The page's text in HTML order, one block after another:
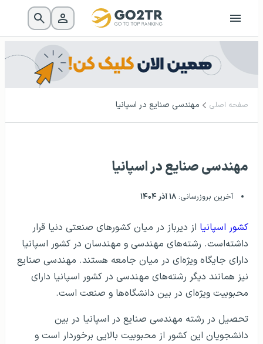
صفحه اصلی مهندسی صنایع در اسپانیا
مهندسی صنایع در اسپانیا
آخرین بروزرسانی: ۱۸ آذر ۱۴۰۴
کشور اسپانیا از دیرباز در میان کشورهای صنعتی دنیا قرار
داشته‌است. رشته‌های مهندسی و مهندسان در کشور اسپانیا
دارای جایگاه ویژه‌ای در میان جامعه هستند. مهندسی صنایع
نیز همانند دیگر رشته‌های مهندسی در کشور اسپانیا دارای
محبوبیت ویژه‌ای در بین دانشگاه‌ها و صنعت است.
تحصیل در رشته مهندسی صنایع در اسپانیا در بین
دانشجویان این کشور از محبوبیت بالایی برخوردار است و